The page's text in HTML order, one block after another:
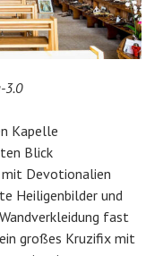
3.0
Kapelle
Blick
mit Devotionalien
Heiligenbilder und
fast
großes Kruzifix mit